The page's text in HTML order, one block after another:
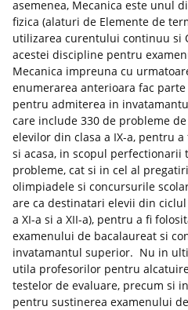
asemenea, Mecanica este unul
fizica (alaturi de Elemente de
utilizarea curentului continuu si
acestei discipline pentru
Mecanica impreuna cu
enumerarea anterioara fac
pentru admiterea in
care include 330 de probleme
elevilor din clasa a IX-a, pentru
si acasa, in scopul
probleme, cat si in cel al
olimpiadele si concursurile
are ca destinatari elevii din
a XI-a si a XII-a), pentru a fi
examenului de bacalaureat si
invatamantul superior. Nu in
utila profesorilor pentru
testelor de evaluare, precum si
pentru sustinerea examenului